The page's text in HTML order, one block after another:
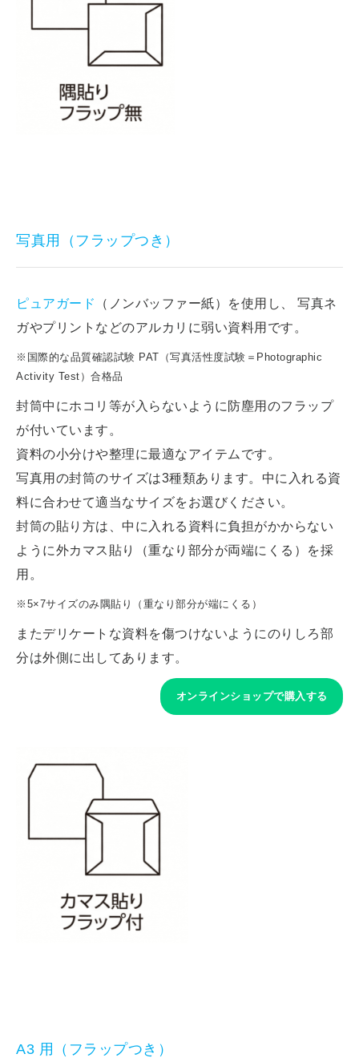
写真用（フラップつき）
ピュアガード
（ノンバッファー紙）を使用し、 写真ネ
ガやプリントなどのアルカリに弱い資料用です。
※国際的な品質確認試験 PAT（写真活性度試験＝Photographic
Activity Test）合格品
封筒中にホコリ等が入らないように防塵用のフラップ
が付いています。
資料の小分けや整理に最適なアイテムです。
写真用の封筒のサイズは3種類あります。中に入れる資
料に合わせて適当なサイズをお選びください。
封筒の貼り方は、中に入れる資料に負担がかからない
ように外カマス貼り（重なり部分が両端にくる）を採
用。
※5×7サイズのみ隅貼り（重なり部分が端にくる）
またデリケートな資料を傷つけないようにのりしろ部
分は外側に出してあります。
オンラインショップで購入する
A3 用（フラップつき）